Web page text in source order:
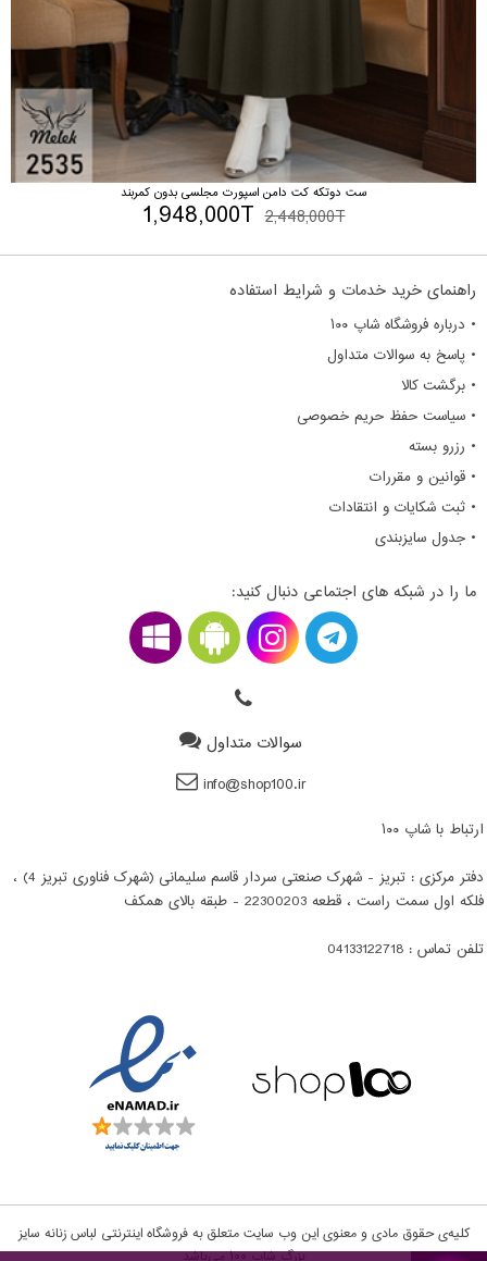
ست دوتکه کت دامن اسپورت مجلسی بدون کمربند
2,448,000T
1,948,000T
راهنمای خرید خدمات و شرایط استفاده
• درباره فروشگاه شاپ ۱۰۰
• پاسخ به سوالات متداول
• برگشت کالا
• سیاست حفظ حریم خصوصی
• رزرو بسته
• قوانین و مقررات
• ثبت شکایات و انتقادات
• جدول سایزبندی
ما را در شبکه های اجتماعی دنبال کنید:
سوالات متداول
info@shop100.ir
ارتباط با شاپ ۱۰۰
دفتر مرکزی : تبریز - شهرک صنعتی سردار قاسم سلیمانی (شهرک فناوری تبریز 4) ،
فلکه اول سمت راست ، قطعه 22300203 - طبقه بالای همکف
تلفن تماس : 04133122718
کلیه‌ی حقوق مادی و معنوی این وب سایت متعلق به فروشگاه اینترنتی لباس زنانه سایز